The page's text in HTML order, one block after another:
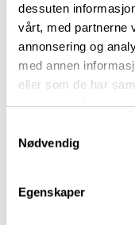
dessuten
vårt, med partnerne
annonsering og
med annen
eller som de har
Nødvendig
Egenskaper
Etter samtalen
vanlige
Alle er velkomne.
Inkalling, sakliste
foreningens
Huskpåmelding